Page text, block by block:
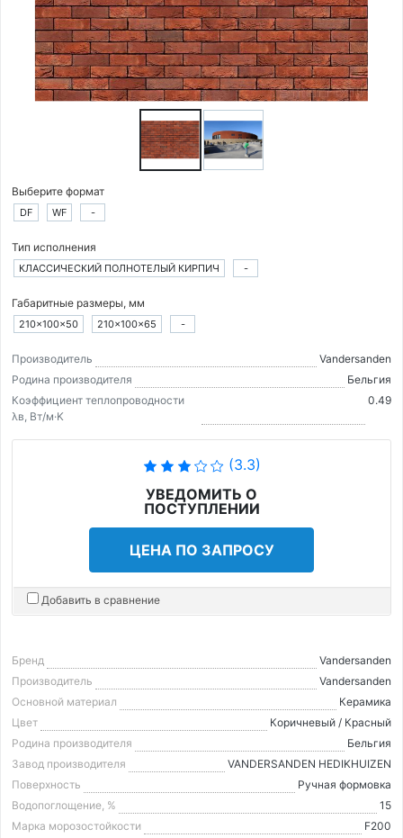
Выберите формат
DF WF -
Тип исполнения
КЛАССИЧЕСКИЙ ПОЛНОТЕЛЫЙ КИРПИЧ -
Габаритные размеры, мм
210×100×50 210×100×65 -
Производитель
Vandersanden
Родина производителя
Бельгия
Коэффициент теплопроводности
λв, Вт/м·K
0.49
(3.3)
УВЕДОМИТЬ О
ПОСТУПЛЕНИИ
ЦЕНА ПО ЗАПРОСУ
Добавить в сравнение
Бренд
Vandersanden
Производитель
Vandersanden
Основной материал
Керамика
Цвет
Коричневый / Красный
Родина производителя
Бельгия
Завод производителя
VANDERSANDEN HEDIKHUIZEN
Поверхность
Ручная формовка
Водопоглощение, %
15
Марка морозостойкости
F200